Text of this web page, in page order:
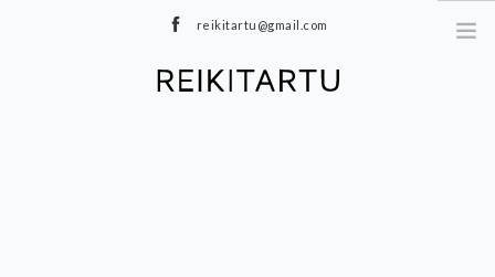
reikitartu@gmail.com